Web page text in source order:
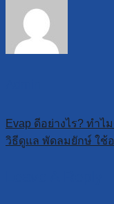
Evap ดีอย่างไร? ทำไ
วิธีดูแล พัดลมยักษ์ ใช้